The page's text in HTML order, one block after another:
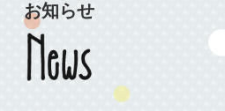
お知らせ